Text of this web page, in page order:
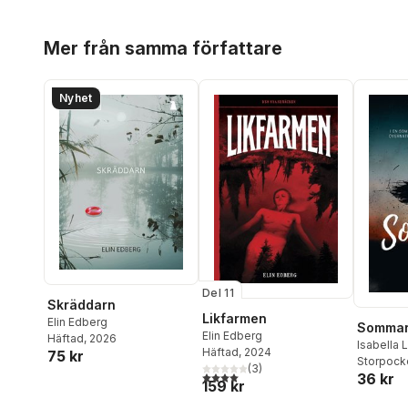
Mer från samma författare
Nyhet
Skräddarn
Elin Edberg
Häftad, 2026
75 kr
Del 11
Likfarmen
Elin Edberg
Häftad, 2024
4,0utav 5 stjärnor. Totalt antal röster:
(3)
159 kr
Isabella
Hansson
Elin
36 kr